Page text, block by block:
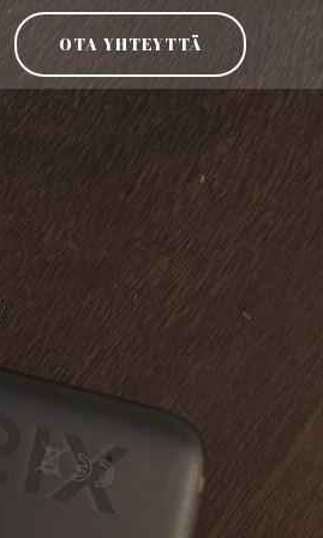
OTA YHTEYTTÄ